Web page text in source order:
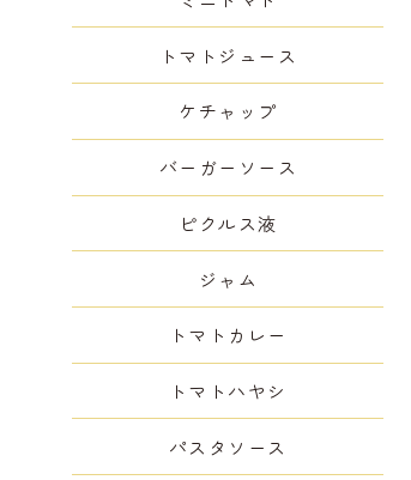
トマトジュース
ケチャップ
バーガーソース
ピクルス液
ジャム
トマトカレー
トマトハヤシ
パスタソース